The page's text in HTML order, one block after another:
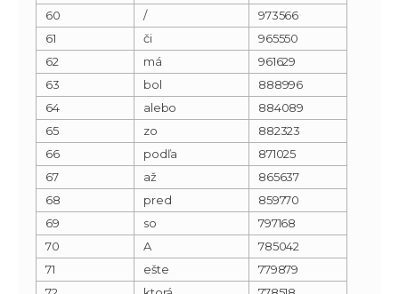
60
/
973566
61
či
965550
62
má
961629
63
bol
888996
64
alebo
884089
65
zo
882323
66
podľa
871025
67
až
865637
68
pred
859770
69
so
797168
70
A
785042
71
ešte
779879